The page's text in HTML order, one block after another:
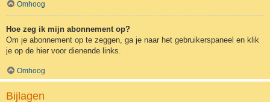
Omhoog
Hoe zeg ik mijn abonnement op?
Om je abonnement op te zeggen, ga je naar het gebruikerspaneel en klik
je op de hier voor dienende links.
Omhoog
Bijlagen